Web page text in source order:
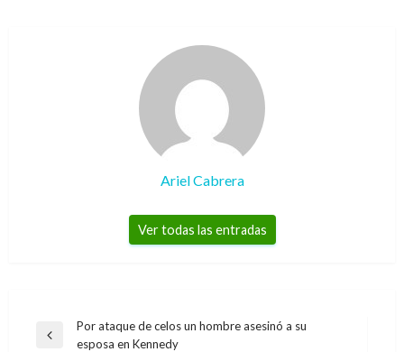
Ariel Cabrera
Ver todas las entradas
Navegación
Entrada
Por ataque de celos un hombre asesinó a su
esposa en Kennedy